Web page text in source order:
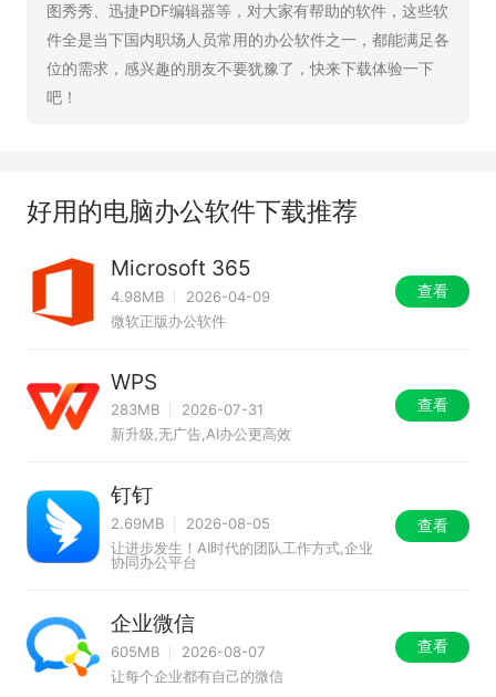
图秀秀、迅捷PDF编辑器等，对大家有帮助的软件，这些软
件全是当下国内职场人员常用的办公软件之一，都能满足各
位的需求，感兴趣的朋友不要犹豫了，快来下载体验一下
吧！
好用的电脑办公软件下载推荐
Microsoft 365
4.98MB
2026-04-09
微软正版办公软件
查看
WPS
283MB
2026-07-31
新升级,无广告,AI办公更高效
查看
钉钉
2.69MB
2026-08-05
让进步发生！AI时代的团队工作方式,企业
协同办公平台
查看
企业微信
605MB
2026-08-07
让每个企业都有自己的微信
查看